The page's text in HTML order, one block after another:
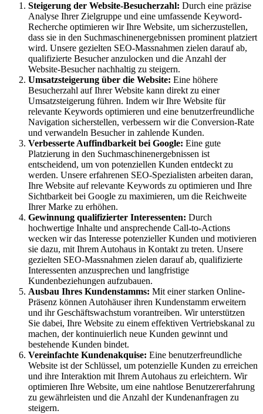
Steigerung der Website-Besucherzahl: Durch eine präzise
Analyse Ihrer Zielgruppe und eine umfassende Keyword-
Recherche optimieren wir Ihre Website, um sicherzustellen,
dass sie in den Suchmaschinenergebnissen prominent platziert
wird. Unsere gezielten SEO-Massnahmen zielen darauf ab,
qualifizierte Besucher anzulocken und die Anzahl der
Website-Besucher nachhaltig zu steigern.
Umsatzsteigerung über die Website: Eine höhere
Besucherzahl auf Ihrer Website kann direkt zu einer
Umsatzsteigerung führen. Indem wir Ihre Website für
relevante Keywords optimieren und eine benutzerfreundliche
Navigation sicherstellen, verbessern wir die Conversion-Rate
und verwandeln Besucher in zahlende Kunden.
Verbesserte Auffindbarkeit bei Google: Eine gute
Platzierung in den Suchmaschinenergebnissen ist
entscheidend, um von potenziellen Kunden entdeckt zu
werden. Unsere erfahrenen SEO-Spezialisten arbeiten daran,
Ihre Website auf relevante Keywords zu optimieren und Ihre
Sichtbarkeit bei Google zu maximieren, um die Reichweite
Ihrer Marke zu erhöhen.
Gewinnung qualifizierter Interessenten: Durch
hochwertige Inhalte und ansprechende Call-to-Actions
wecken wir das Interesse potenzieller Kunden und motivieren
sie dazu, mit Ihrem Autohaus in Kontakt zu treten. Unsere
gezielten SEO-Massnahmen zielen darauf ab, qualifizierte
Interessenten anzusprechen und langfristige
Kundenbeziehungen aufzubauen.
Ausbau Ihres Kundenstamms: Mit einer starken Online-
Präsenz können Autohäuser ihren Kundenstamm erweitern
und ihr Geschäftswachstum vorantreiben. Wir unterstützen
Sie dabei, Ihre Website zu einem effektiven Vertriebskanal zu
machen, der kontinuierlich neue Kunden gewinnt und
bestehende Kunden bindet.
Vereinfachte Kundenakquise: Eine benutzerfreundliche
Website ist der Schlüssel, um potenzielle Kunden zu erreichen
und ihre Interaktion mit Ihrem Autohaus zu erleichtern. Wir
optimieren Ihre Website, um eine nahtlose Benutzererfahrung
zu gewährleisten und die Anzahl der Kundenanfragen zu
steigern.